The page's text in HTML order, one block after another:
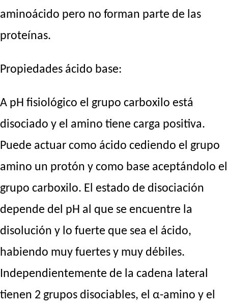
aminoácido pero no forman parte de las
proteínas.
Propiedades ácido base:
A pH fisiológico el grupo carboxilo está
disociado y el amino tiene carga positiva.
Puede actuar como ácido cediendo el grupo
amino un protón y como base aceptándolo el
grupo carboxilo. El estado de disociación
depende del pH al que se encuentre la
disolución y lo fuerte que sea el ácido,
habiendo muy fuertes y muy débiles.
Independientemente de la cadena lateral
tienen 2 grupos disociables, el α-amino y el